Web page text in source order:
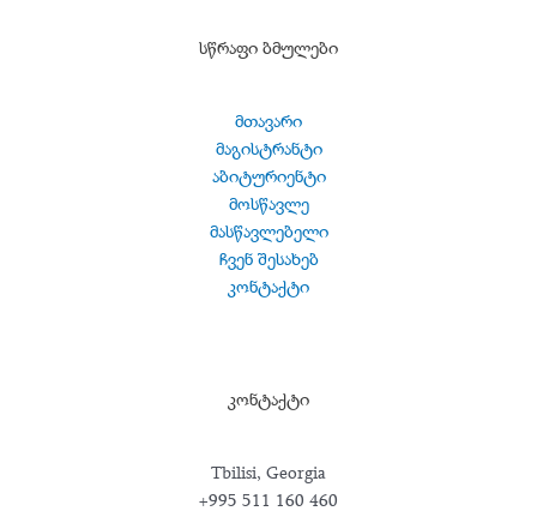
სწრაფი ბმულები
მთავარი
მაგისტრანტი
აბიტურიენტი
მოსწავლე
მასწავლებელი
ჩვენ შესახებ
კონტაქტი
კონტაქტი
Tbilisi, Georgia
+995 511 160 460